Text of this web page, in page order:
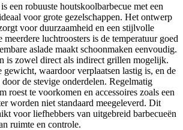
een robuuste houtskoolbarbecue met een
voor grote gezelschappen. Het ontwerp
voor duurzaamheid en een stijlvolle
luchtroosters is de temperatuur goed
aslade maakt schoonmaken eenvoudig.
is zowel direct als indirect grillen mogelijk.
gewicht, waardoor verplaatsen lastig is, en de
de stevige onderdelen. Regelmatig
roest te voorkomen en accessoires zoals een
worden niet standaard meegeleverd. Dit
voor liefhebbers van uitgebreid barbecueën
ruimte en controle.